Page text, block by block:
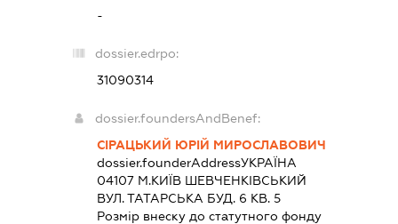
-
dossier.edrpo:
31090314
dossier.foundersAndBenef:
СІРАЦЬКИЙ ЮРІЙ МИРОСЛАВОВИЧ
dossier.founderAddressУКРАЇНА
04107 М.КИЇВ ШЕВЧЕНКІВСЬКИЙ
ВУЛ. ТАТАРСЬКА БУД. 6 КВ. 5
Розмір внеску до статутного фонду